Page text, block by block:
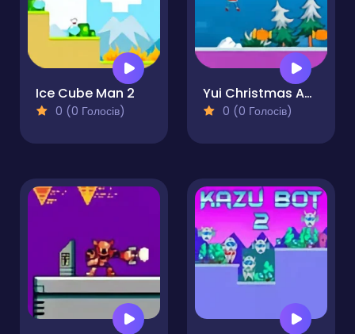
Ice Cube Man 2
0 (0 Голосів)
Yui Christmas Adventure
0 (0 Голосів)